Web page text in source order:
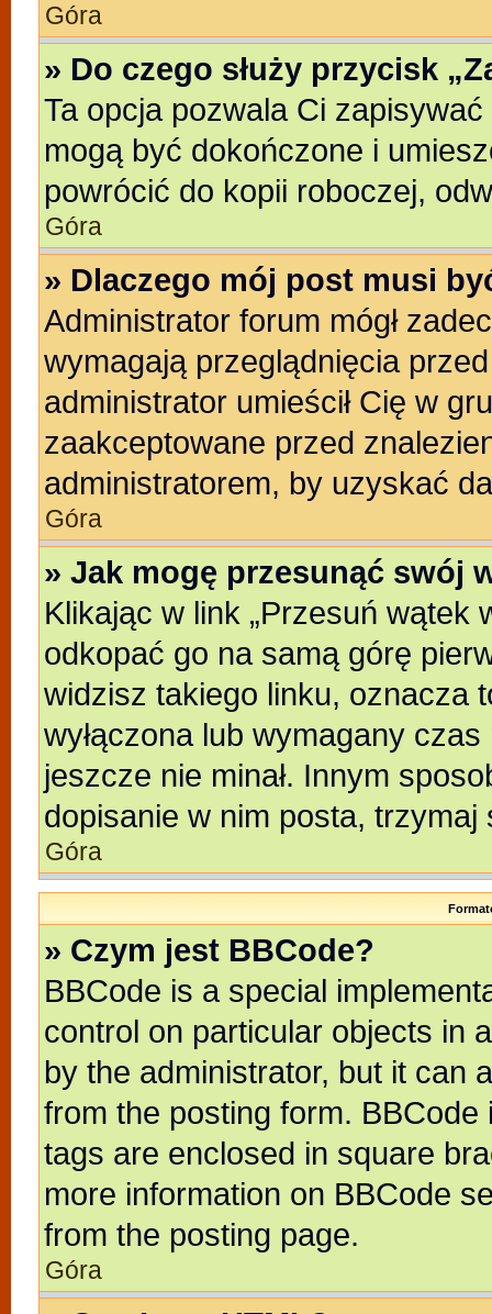
Góra
» Do czego służy przycisk
Ta opcja pozwala Ci
mogą być dokończone i
powrócić do kopii roboczej,
Góra
» Dlaczego mój post musi
Administrator forum mógł
wymagają przeglądnięcia
administrator umieścił Cię w
zaakceptowane przed
administratorem, by uzyskać
Góra
» Jak mogę przesunąć swój
Klikając w link „Przesuń wątek
odkopać go na samą górę
widzisz takiego linku, oznacza
wyłączona lub wymagany
jeszcze nie minał. Innym
dopisanie w nim posta,
Góra
» Czym jest BBCode?
BBCode is a special
control on particular objects in
by the administrator, but it can
from the posting form.
tags are enclosed in square
more information on BBCode
from the posting page.
Góra